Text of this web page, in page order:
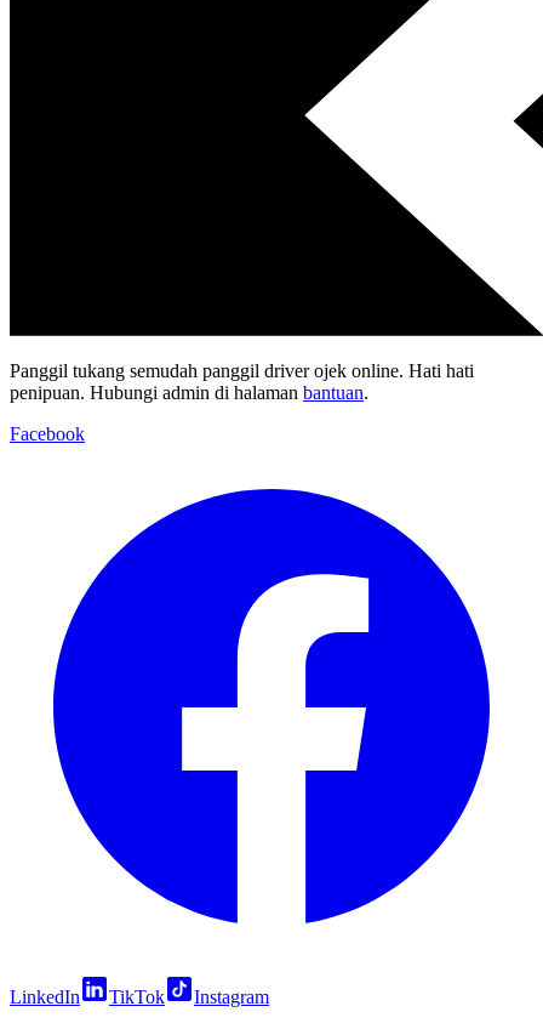
Panggil tukang semudah panggil driver ojek online. Hati hati
penipuan. Hubungi admin di halaman bantuan.
Facebook
LinkedIn TikTok Instagram